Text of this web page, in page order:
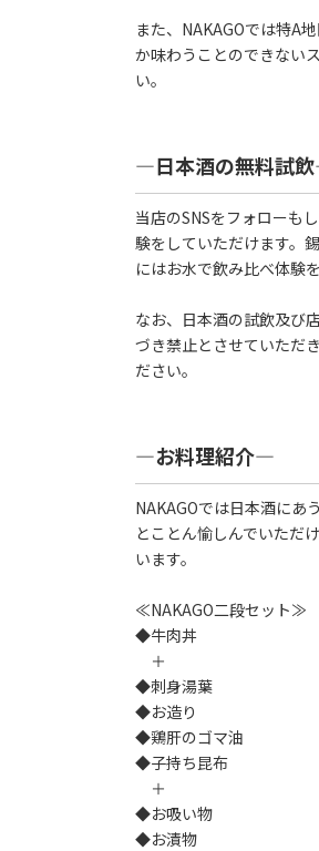
また、NAKAGOでは特A
か味わうことのできない
い。
―日本酒の無料試
当店のSNSをフォローも
験をしていただけます。
にはお水で飲み比べ体験
なお、日本酒の試飲及び
づき禁止とさせていただ
ださい。
―お料理紹介―
NAKAGOでは日本酒にあ
とことん愉しんでいただ
います。
≪NAKAGO二段セット≫
◆牛肉丼
＋
◆刺身湯葉
◆お造り
◆鶏肝のゴマ油
◆子持ち昆布
＋
◆お吸い物
◆お漬物